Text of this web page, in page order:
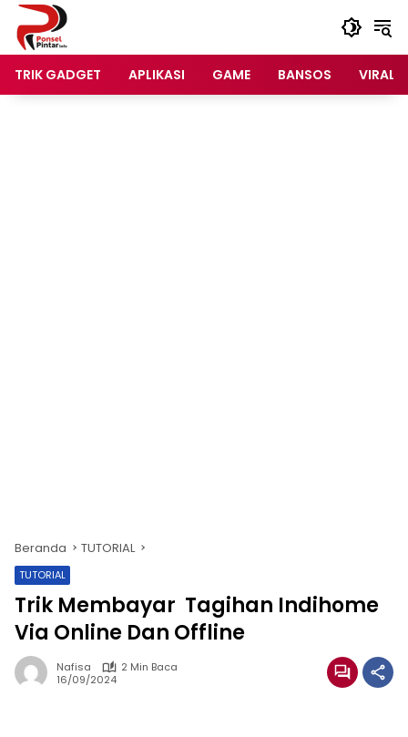
Langsung
konten
TRIK GADGET
APLIKASI GAME BANSOS VIRAL
Beranda TUTORIAL
TUTORIAL
Trik Membayar Tagihan Indihome
Via Online Dan Offline
Nafisa
2 Min Baca
16/09/2024